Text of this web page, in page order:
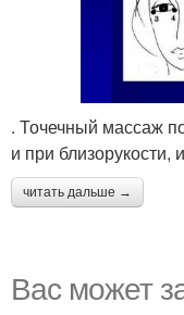
. Точечный массаж
и при близорукости,
читать дальше →
Вас может